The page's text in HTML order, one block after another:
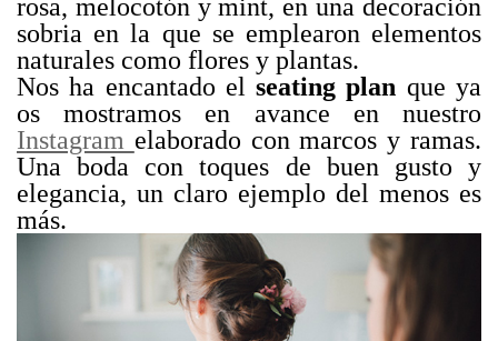
rosa, melocotón y mint, en una decoración
sobria en la que se emplearon elementos
naturales como flores y plantas.
Nos ha encantado elseating plan que ya
os mostramos en avance en nuestro
Instagram elaborado con marcos y ramas.
Una boda con toques de buen gusto y
elegancia, un claro ejemplo del menos es
más.